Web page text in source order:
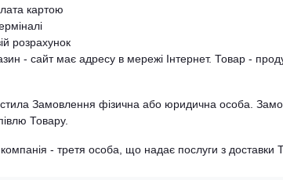
картою
розрахунок
- сайт має адресу в мережі Інтернет. Товар -
Замовлення фізична або юридична особа.
Товару.
- третя особа, що надає послуги з доставки